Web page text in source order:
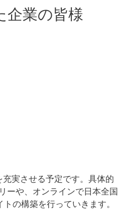
企業の皆様
実させる予定です。具体的
ーや、オンラインで日本全国
の構築を行っていきます。